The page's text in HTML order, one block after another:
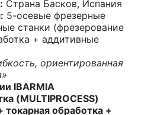
Страна Басков, Испания
5-осевые фрезерные
станки (фрезерование
+ аддитивные
ориентированная
IBARMIA
(MULTIPROCESS)
обработка +